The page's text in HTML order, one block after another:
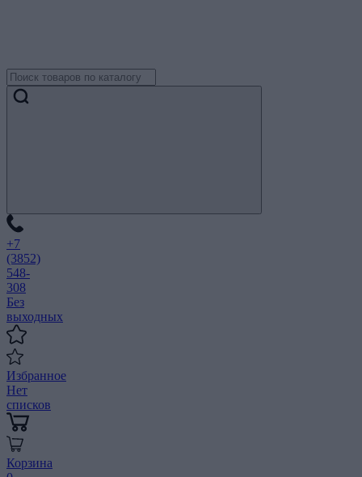
+7
(3852)
548-
308
Без
выходных
Избранное
Нет
списков
Корзина